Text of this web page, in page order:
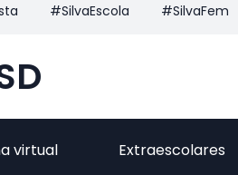
#SilvaEscola #SilvaFem
virtual Extraescolares